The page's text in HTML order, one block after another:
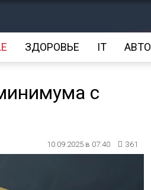
ЗДОРОВЬЕ IT АВТО
с
10.09.2025 в 07:40 361